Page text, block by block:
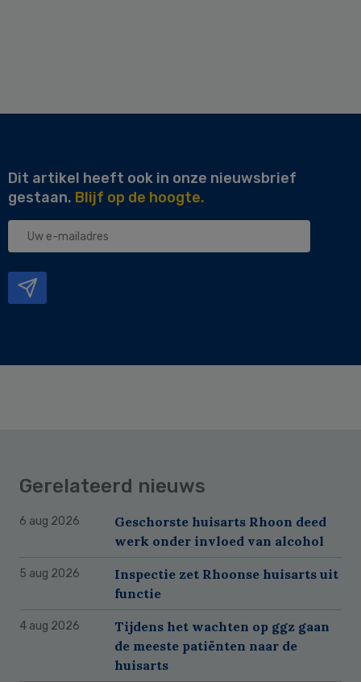
Dit artikel heeft ook in onze nieuwsbrief
gestaan. Blijf op de hoogte.
Uw
Gerelateerd nieuws
6 aug 2026
Geschorste huisarts Rhoon deed
werk onder invloed van alcohol
5 aug 2026
Inspectie zet Rhoonse huisarts uit
functie
4 aug 2026
Tijdens het wachten op ggz gaan
de meeste patiënten naar de
huisarts